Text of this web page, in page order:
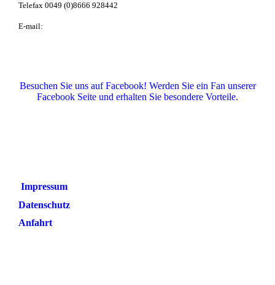
Telefax 0049 (0)8666 928442
E-mail:
Besuchen Sie uns auf Facebook! Werden Sie ein Fan unserer
Facebook Seite und erhalten Sie besondere Vorteile.
Impressum
Datenschutz
Anfahrt